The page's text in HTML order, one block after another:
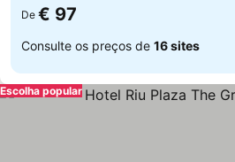
De € 97
Consulte os preços de 16 sites
Escolha popular